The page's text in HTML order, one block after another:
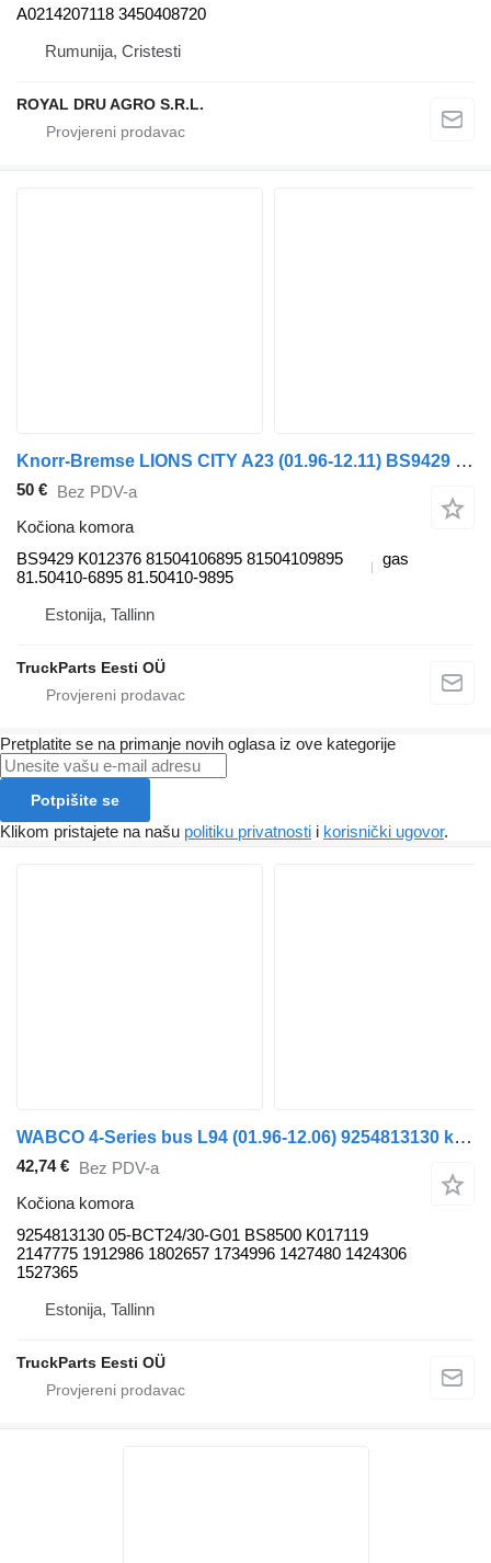
A0214207118 3450408720
Rumunija, Cristesti
ROYAL DRU AGRO S.R.L.
Knorr-Bremse LIONS CITY A23 (01.96-12.11) BS9429 K012376 kočiona komora za MAN Lion's bus (1991-) autobusa
50 € Bez PDV-a
Kočiona komora
BS9429 K012376 81504106895 81504109895
81.50410-6895 81.50410-9895
gas
Estonija, Tallinn
TruckParts Eesti OÜ
Pretplatite se na primanje novih oglasa iz ove kategorije
Potpišite se
Klikom pristajete na našu politiku privatnosti i korisnički ugovor.
WABCO 4-Series bus L94 (01.96-12.06) 9254813130 kočiona komora za Scania 4-series bus (1995-2006) autobusa
42,74 € Bez PDV-a
Kočiona komora
9254813130 05-BCT24/30-G01 BS8500 K017119
2147775 1912986 1802657 1734996 1427480 1424306
1527365
Estonija, Tallinn
TruckParts Eesti OÜ